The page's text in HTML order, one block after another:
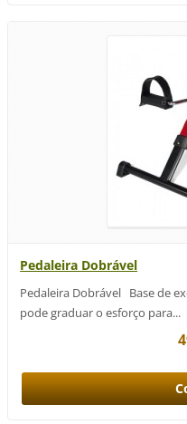
Pedaleira Dobrável
Pedaleira Dobrável Base de
pode graduar o esforço para...